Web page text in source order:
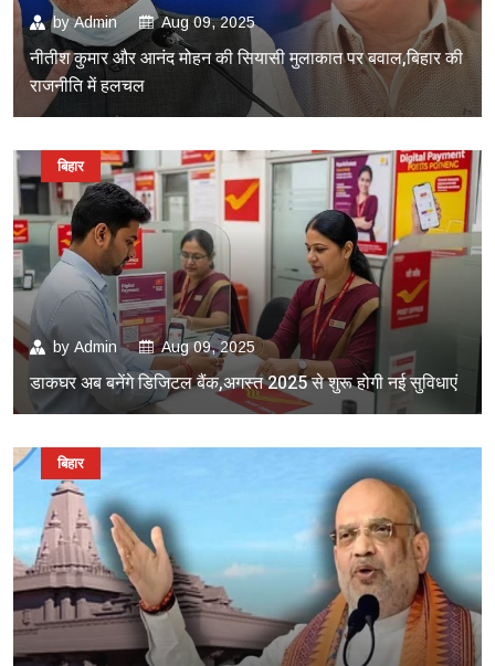
byAdmin Aug 09, 2025
नीतीश कुमार और आनंद मोहन की सियासी मुलाकात पर बवाल,बिहार की
राजनीति में हलचल
by Admin Aug 09, 2025
डाकघर अब बनेंगे डिजिटल बैंक,अगस्त 2025 से शुरू होगी नई सुविधाएं
बिहार
बिहार